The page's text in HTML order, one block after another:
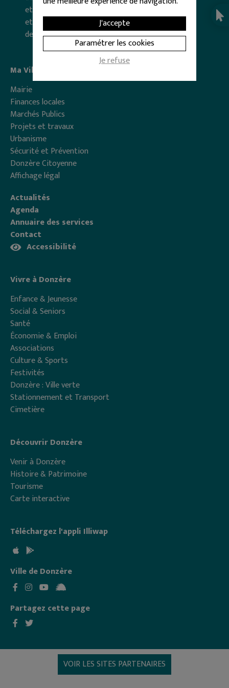
et de 13 h 30 à 17 h
et le 1er samedi du mois
de 9 h à 12 h
Ma Ville
Mairie
Finances locales
Marchés Publics
Projets et travaux
Urbanisme
Sécurité et Prévention
Donzère Citoyenne
Affichage légal
Actualités
Agenda
Annuaire des services
Contact
Accessibilité
Vivre à Donzère
Enfance & Jeunesse
Social & Seniors
Santé
Économie & Emploi
Associations
Culture & Sports
Festivités
Donzère : Ville verte
Stationnement et Transport
Cimetière
Découvrir Donzère
Venir à Donzère
Histoire & Patrimoine
Tourisme
Carte interactive
Téléchargez l'appli Illiwap
Ville de Donzère
Partagez cette page
VOIR LES SITES PARTENAIRES
J'accepte
Paramétrer les cookies
Je refuse